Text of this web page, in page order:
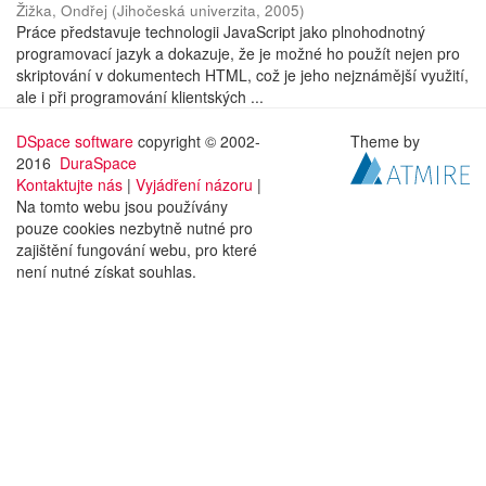
Žižka, Ondřej (Jihočeská univerzita, 2005)
Práce představuje technologii JavaScript jako plnohodnotný
programovací jazyk a dokazuje, že je možné ho použít nejen pro
skriptování v dokumentech HTML, což je jeho nejznámější využití,
ale i při programování klientských ...
DSpace software copyright © 2002-
2016 DuraSpace
Kontaktujte nás | Vyjádření názoru |
Na tomto webu jsou používány
pouze cookies nezbytně nutné pro
zajištění fungování webu, pro které
není nutné získat souhlas.
Theme by